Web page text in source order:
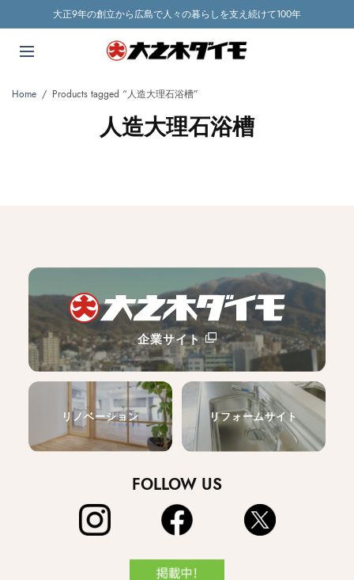
大正9年の創立から広島で人々の暮らしを支え続けて100年
Home / Products tagged “人造大理石浴槽”
人造大理石浴槽
企業サイト
リノベーション リフォームサイト
FOLLOW US